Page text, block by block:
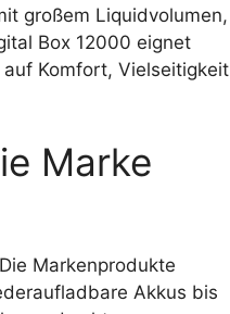
großem Liquidvolumen,
Box 12000 eignet
Komfort, Vielseitigkeit
Marke
Markenprodukte
Akkus bis